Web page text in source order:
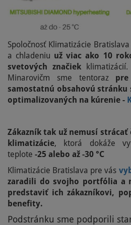
Spoločnosť Klimatizácie
a chladeniu už viac ako 10
svetových značiek
Minarovičm sme tentorazpre
samostatnú obsahovú
optimalizovaných na kúrenie -
Zákazník tak už nemusí
klimatizácie, ktorá dokáže
teplote -25 alebo až -30 °C
Klimatizácie Bratislava pre vás
zaradili do svojho portfólia a
predstaviť ich zákazníkovi,
benefity.
Podstránku sme podporili